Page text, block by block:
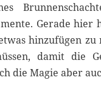
Gerade hier
hinzufügen zu
damit die
die Magie aber